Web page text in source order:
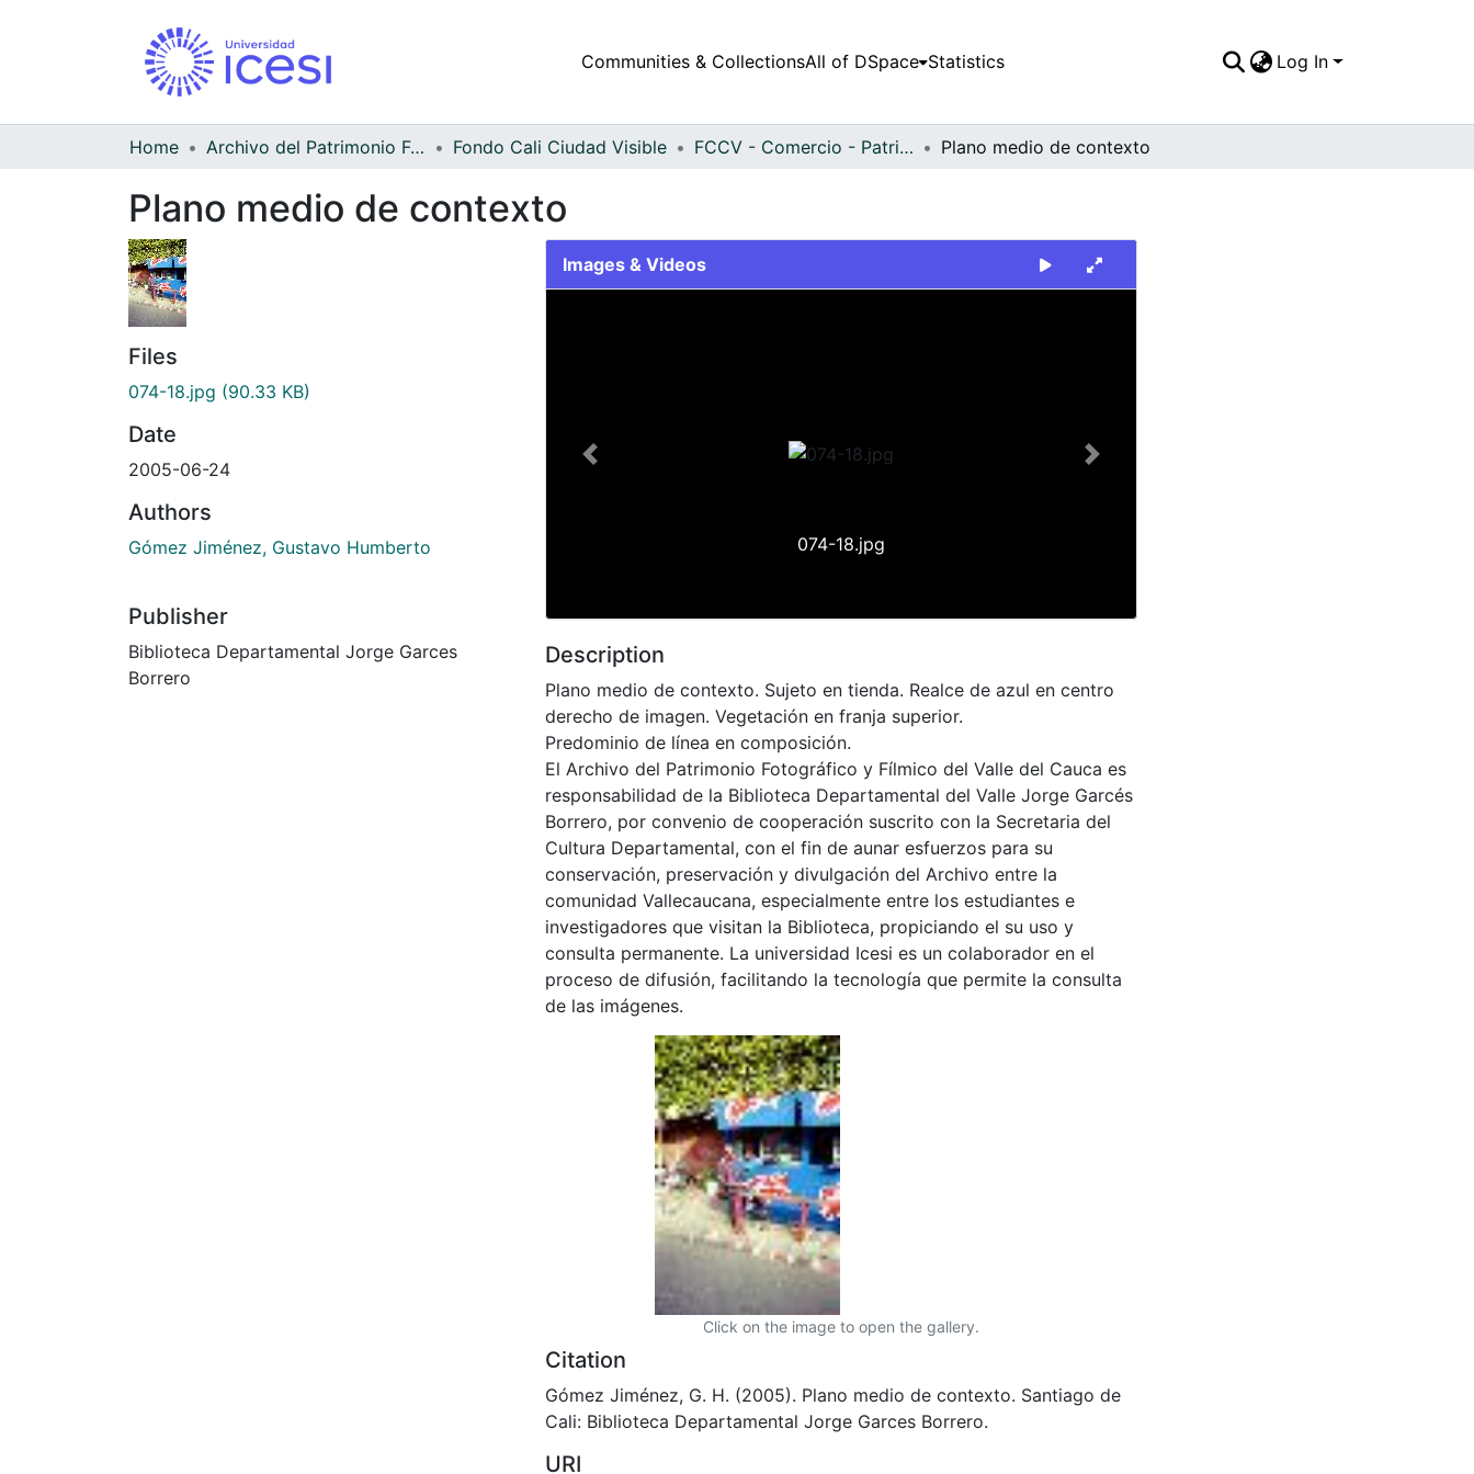
Communities & CollectionsAll of DSpace Statistics Log In
Home Archivo del Patrimonio Fotográfico y Fílmico del Valle del Cauca Fondo Cali Ciudad Visible FCCV - Comercio - Patrimonial Plano medio de contexto
Plano medio de contexto
Files
074-18.jpg (90.33 KB)
Date
2005-06-24
Authors
Gómez Jiménez, Gustavo Humberto
Publisher
Biblioteca Departamental Jorge Garces
Borrero
Images & Videos
074-18.jpg
Previous Next
Description
Plano medio de contexto. Sujeto en tienda. Realce de azul en centro
derecho de imagen. Vegetación en franja superior.
Predominio de línea en composición.
El Archivo del Patrimonio Fotográfico y Fílmico del Valle del Cauca es
responsabilidad de la Biblioteca Departamental del Valle Jorge Garcés
Borrero, por convenio de cooperación suscrito con la Secretaria del
Cultura Departamental, con el fin de aunar esfuerzos para su
conservación, preservación y divulgación del Archivo entre la
comunidad Vallecaucana, especialmente entre los estudiantes e
investigadores que visitan la Biblioteca, propiciando el su uso y
consulta permanente. La universidad Icesi es un colaborador en el
proceso de difusión, facilitando la tecnología que permite la consulta
de las imágenes.
Click on the image to open the gallery.
Citation
Gómez Jiménez, G. H. (2005). Plano medio de contexto. Santiago de
Cali: Biblioteca Departamental Jorge Garces Borrero.
URI